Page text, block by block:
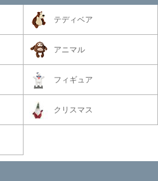
テディベア
アニマル
フィギュア
クリスマス